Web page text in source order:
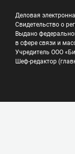
Деловая
Свидетельство о
Выдано
в сфере связи и
Учредитель ООО
Шеф-редактор